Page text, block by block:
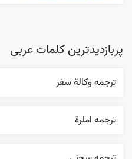
پربازدیدترین کلمات عربی
ترجمه وکالة سفر
ترجمه املرة